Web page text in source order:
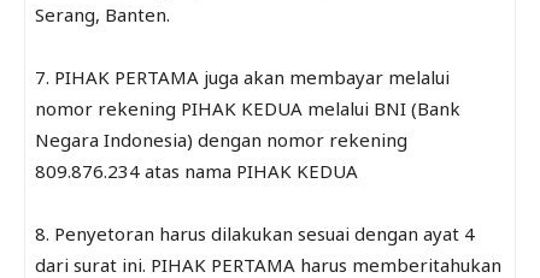
Serang, Banten.
7. PIHAK PERTAMA juga akan membayar melalui
nomor rekening PIHAK KEDUA melalui BNI (Bank
Negara Indonesia) dengan nomor rekening
809.876.234 atas nama PIHAK KEDUA
8. Penyetoran harus dilakukan sesuai dengan ayat 4
dari surat ini. PIHAK PERTAMA harus memberitahukan